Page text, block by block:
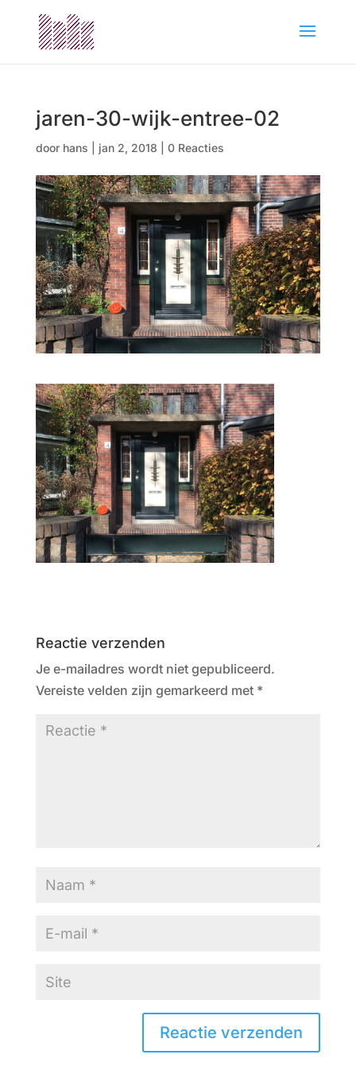
jaren-30-wijk-entree-02
door hans jan 2, 2018 0 Reacties
Reactie verzenden
Je e-mailadres wordt niet gepubliceerd.
Vereiste velden zijn gemarkeerd met *